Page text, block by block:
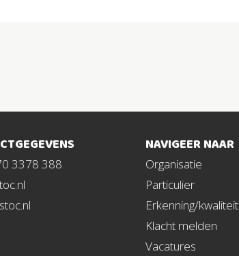
3378 388
NAVIGEER NAAR
Organisatie
Particulier
Erkenning/kwaliteit
Klacht melden
Vacatures